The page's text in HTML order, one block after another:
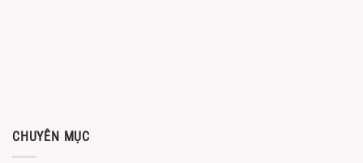
CHUYÊN MỤC